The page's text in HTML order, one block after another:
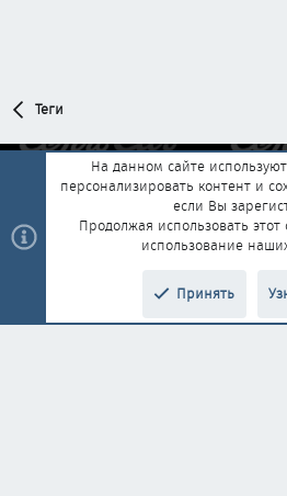
Теги
Обратная связь
Условия и правила
Политика конфиденциальности
add-ons by ThemeHouse Перевод от
На данном сайте
персонализировать контент и
если Вы
Продолжая использовать
использование
Принять